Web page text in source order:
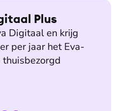
Plus
Digitaal en krijg
per jaar het Eva-
thuisbezorgd